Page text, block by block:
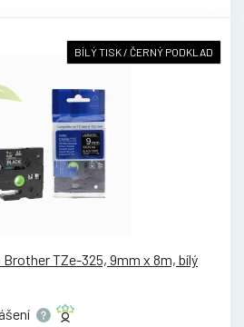
BÍLÝ TISK / ČERNÝ PODKLAD
TZe-325, 9mm x 8m, bílý